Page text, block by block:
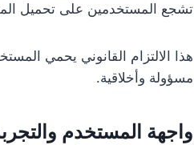
تشجع المستخدمين على تحميل
هذا الالتزام القانوني يحمي
مسؤولة وأخلاقية.
واجهة المستخدم